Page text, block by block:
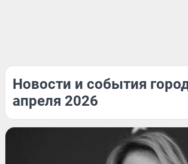
Новости и события
апреля 2026